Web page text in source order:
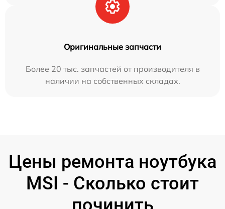
Оригинальные запчасти
Более 20 тыс. запчастей от производителя в
наличии на собственных складах.
Цены ремонта ноутбука
MSI - Сколько стоит